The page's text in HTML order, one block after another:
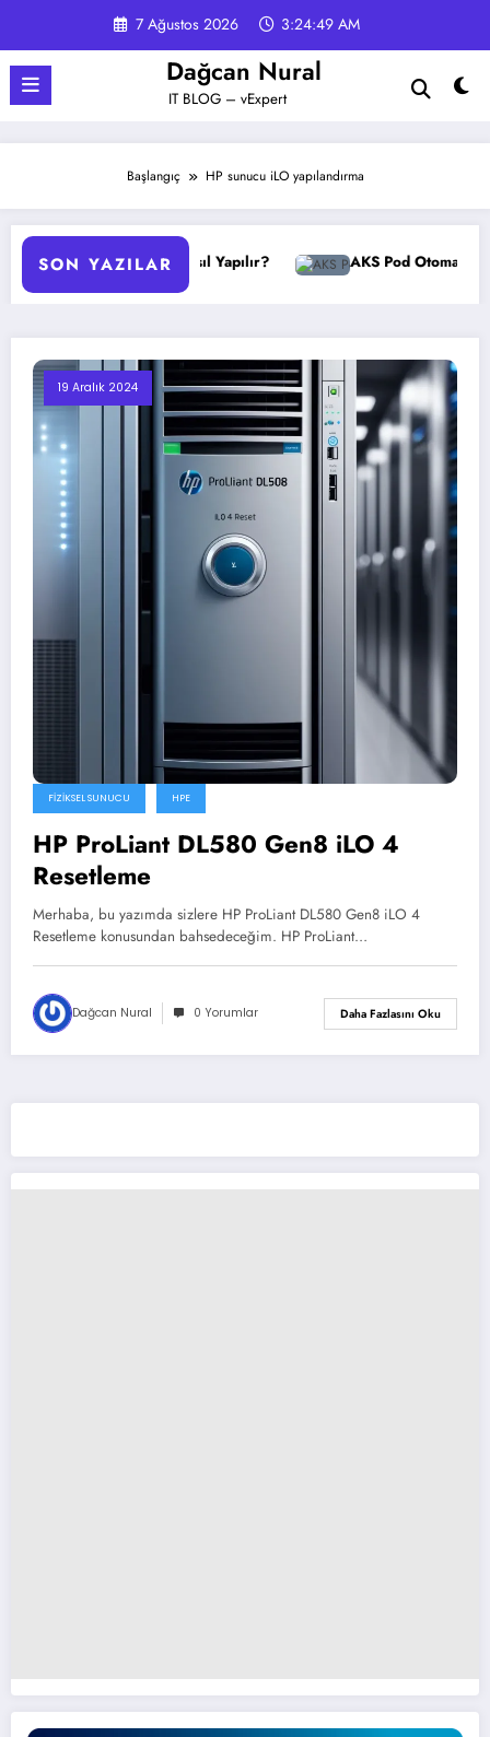
7 Ağustos 2026 3:24:49 AM
Dağcan Nural
IT BLOG – vExpert
Başlangıç HP sunucu iLO yapılandırma
SON YAZILAR
Yedekleme Nasıl Yapılır? AKS Pod Otomatik
19 Aralık 2024
FIZIKSEL SUNUCU HPE
HP ProLiant DL580 Gen8 iLO 4
Resetleme
Merhaba, bu yazımda sizlere HP ProLiant DL580 Gen8 iLO 4
Resetleme konusundan bahsedeceğim. HP ProLiant…
Dağcan Nural 0 Yorumlar Daha Fazlasını Oku